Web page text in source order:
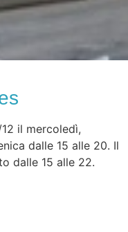
il mercoledì,
dalle 15 alle 20. Il
dalle 15 alle 22.